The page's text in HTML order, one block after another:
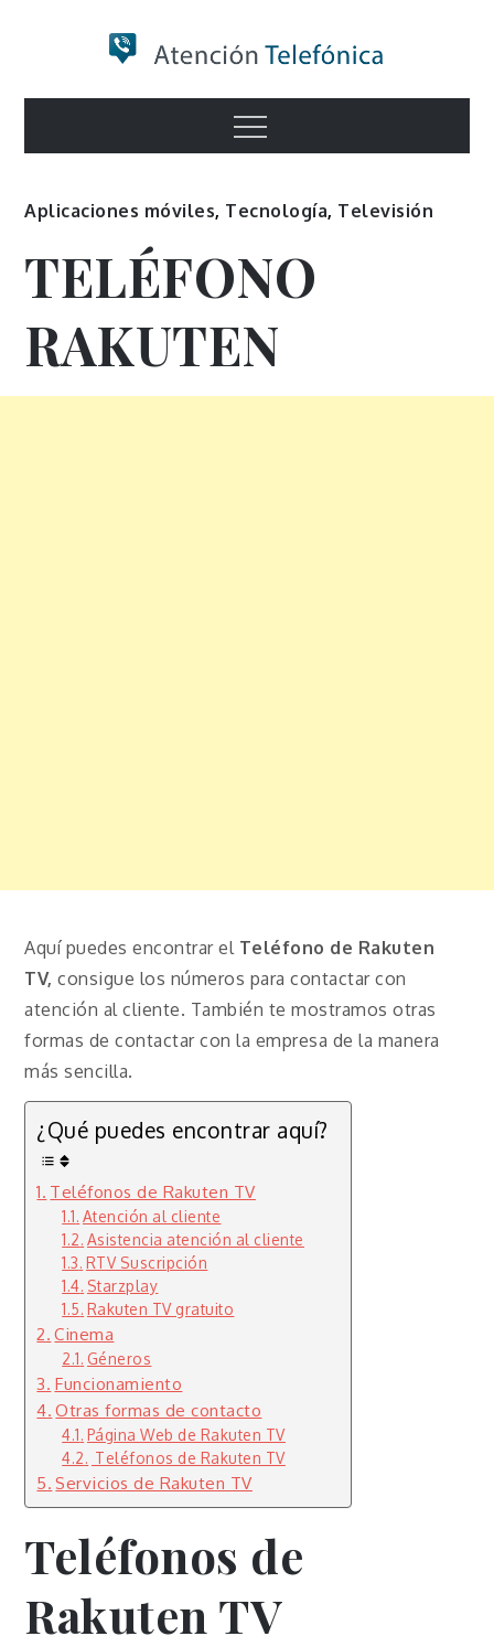
Numero de
Información
Menu
Aplicaciones móviles, Tecnología, Televisión
TELÉFONO
RAKUTEN
Aquí puedes encontrar el Teléfono de Rakuten
TV,consigue los números para contactar con
atención al cliente. También te mostramos otras
formas de contactar con la empresa de la manera
más sencilla.
¿Qué puedes encontrar aquí?
Teléfonos de Rakuten TV
Atención al cliente
Asistencia atención al cliente
RTV Suscripción
Starzplay
Rakuten TV gratuito
Cinema
Géneros
Funcionamiento
Otras formas de contacto
Página Web de Rakuten TV
Teléfonos de Rakuten TV
Servicios de Rakuten TV
Teléfonos de
Rakuten TV